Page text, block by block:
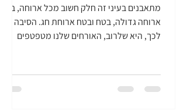
מתאבנים בעיני זה חלק חשוב מכל ארוחה, בטח
ארוחה גדולה, בטח ובטח ארוחת חג. הסיבה
לכך, היא שלרוב, האורחים שלנו מטפטפים
"לאזן" קצת ולהוריד פאניקה, עד שכל
מגיעים וניתן להתחיל בארוחה. פלפלוני סוויט